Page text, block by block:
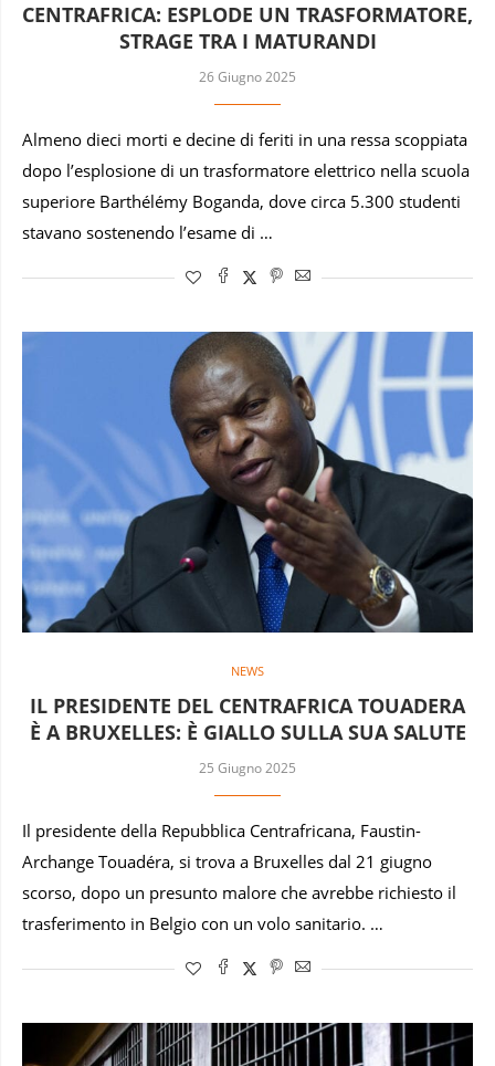
CENTRAFRICA: ESPLODE UN TRASFORMATORE,
STRAGE TRA I MATURANDI
26 Giugno 2025
Almeno dieci morti e decine di feriti in una ressa scoppiata
dopo l’esplosione di un trasformatore elettrico nella scuola
superiore Barthélémy Boganda, dove circa 5.300 studenti
stavano sostenendo l’esame di …
NEWS
IL PRESIDENTE DEL CENTRAFRICA TOUADERA
È A BRUXELLES: È GIALLO SULLA SUA SALUTE
25 Giugno 2025
Il presidente della Repubblica Centrafricana, Faustin-
Archange Touadéra, si trova a Bruxelles dal 21 giugno
scorso, dopo un presunto malore che avrebbe richiesto il
trasferimento in Belgio con un volo sanitario. …